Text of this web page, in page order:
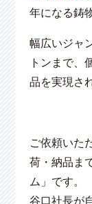
年になる鋳
幅広いジャ
トンまで、
品を実現さ
ご依頼いた
荷・納品ま
ム」です。
谷口社長が